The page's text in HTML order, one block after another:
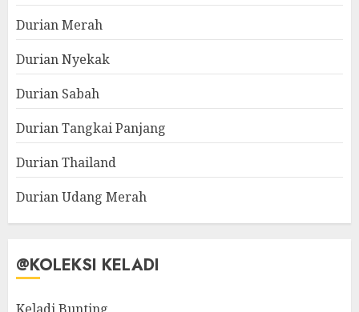
Durian Merah
Durian Nyekak
Durian Sabah
Durian Tangkai Panjang
Durian Thailand
Durian Udang Merah
@KOLEKSI KELADI